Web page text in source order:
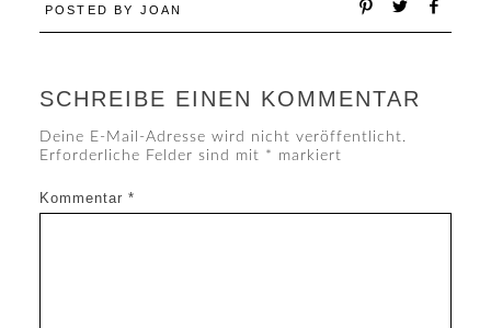
POSTED BY JOAN
SCHREIBE EINEN KOMMENTAR
Deine E-Mail-Adresse wird nicht veröffentlicht.
Erforderliche Felder sind mit * markiert
Kommentar *